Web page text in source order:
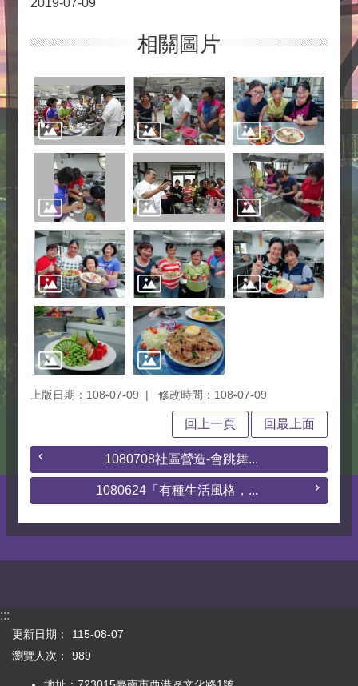
2019-07-09
相關圖片
上版日期：108-07-09 修改時間：108-07-09
回上一頁 回最上面
1080708社區營造-會跳舞...
1080624「有種生活風格，...
:::
更新日期：
115-08-07
瀏覽人次：
989